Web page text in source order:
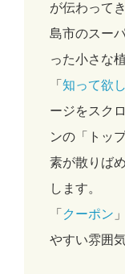
が伝わって
島市のスー
った小さな
「 知って欲
ージをスク
ンの「トッ
素が散りば
します。
「 クーポン
やすい雰囲